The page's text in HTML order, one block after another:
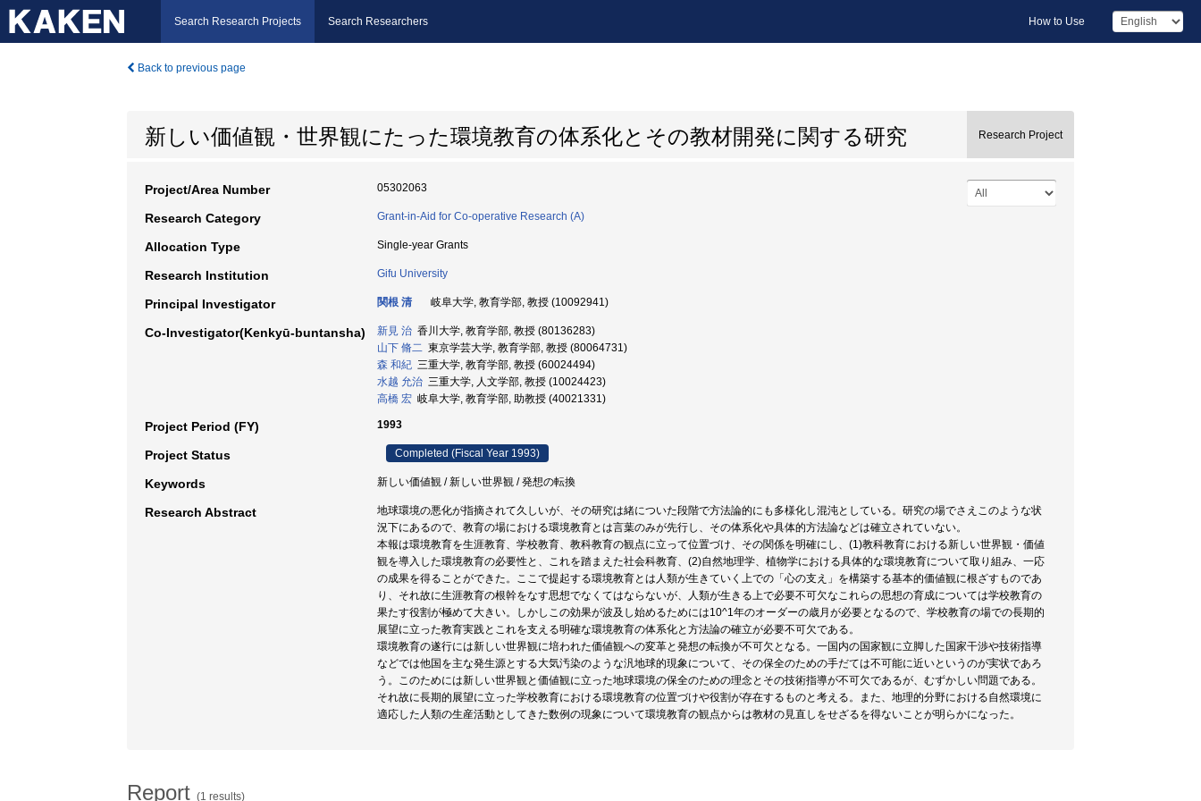
Search Research Projects Search Researchers How to Use
Back to previous page
新しい価値観・世界観にたった環境教育の体系化とその教材開発に関する研究 Research Project
Project/Area Number 05302063
Research Category Grant-in-Aid for Co-operative Research (A)
Allocation Type Single-year Grants
Research Institution Gifu University
Principal Investigator 関根 清 岐阜大学, 教育学部, 教授 (10092941)
Co-Investigator(Kenkyū-buntansha) 新見 治 香川大学, 教育学部, 教授 (80136283)
山下 脩二 東京学芸大学, 教育学部, 教授 (80064731)
森 和紀 三重大学, 教育学部, 教授 (60024494)
水越 允治 三重大学, 人文学部, 教授 (10024423)
高橋 宏 岐阜大学, 教育学部, 助教授 (40021331)
Project Period (FY) 1993
Project Status Completed (Fiscal Year 1993)
Keywords 新しい価値観 / 新しい世界観 / 発想の転換
Research Abstract
地球環境の悪化が指摘されて久しいが、その研究は緒についた段階で方法論的にも多様化し混沌としている。研究の場でさえこのような状
況下にあるので、教育の場における環境教育とは言葉のみが先行し、その体系化や具体的方法論などは確立されていない。
本報は環境教育を生涯教育、学校教育、教科教育の観点に立って位置づけ、その関係を明確にし、(1)教科教育における新しい世界観・価値
観を導入した環境教育の必要性と、これを踏まえた社会科教育、(2)自然地理学、植物学における具体的な環境教育について取り組み、一応
の成果を得ることができた。ここで提起する環境教育とは人類が生きていく上での「心の支え」を構築する基本的価値観に根ざすものであ
り、それ故に生涯教育の根幹をなす思想でなくてはならないが、人類が生きる上で必要不可欠なこれらの思想の育成については学校教育の
果たす役割が極めて大きい。しかしこの効果が波及し始めるためには10^1年のオーダーの歳月が必要となるので、学校教育の場での長期的
展望に立った教育実践とこれを支える明確な環境教育の体系化と方法論の確立が必要不可欠である。
環境教育の遂行には新しい世界観に培われた価値観への変革と発想の転換が不可欠となる。一国内の国家観に立脚した国家干渉や技術指導
などでは他国を主な発生源とする大気汚染のような汎地球的現象について、その保全のための手だては不可能に近いというのが実状であろ
う。このためには新しい世界観と価値観に立った地球環境の保全のための理念とその技術指導が不可欠であるが、むずかしい問題である。
それ故に長期的展望に立った学校教育における環境教育の位置づけや役割が存在するものと考える。また、地理的分野における自然環境に
適応した人類の生産活動としてきた数例の現象について環境教育の観点からは教材の見直しをせざるを得ないことが明らかになった。
Report (1 results)